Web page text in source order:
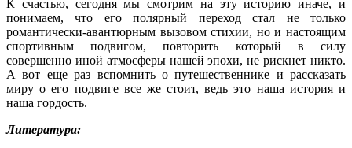
К счастью, сегодня мы смотрим на эту историю иначе, и
понимаем, что его полярный переход стал не только
романтически-авантюрным вызовом стихии, но и настоящим
спортивным подвигом, повторить который в силу
совершенно иной атмосферы нашей эпохи, не рискнет никто.
А вот еще раз вспомнить о путешественнике и рассказать
миру о его подвиге все же стоит, ведь это наша история и
наша гордость.
Литература: